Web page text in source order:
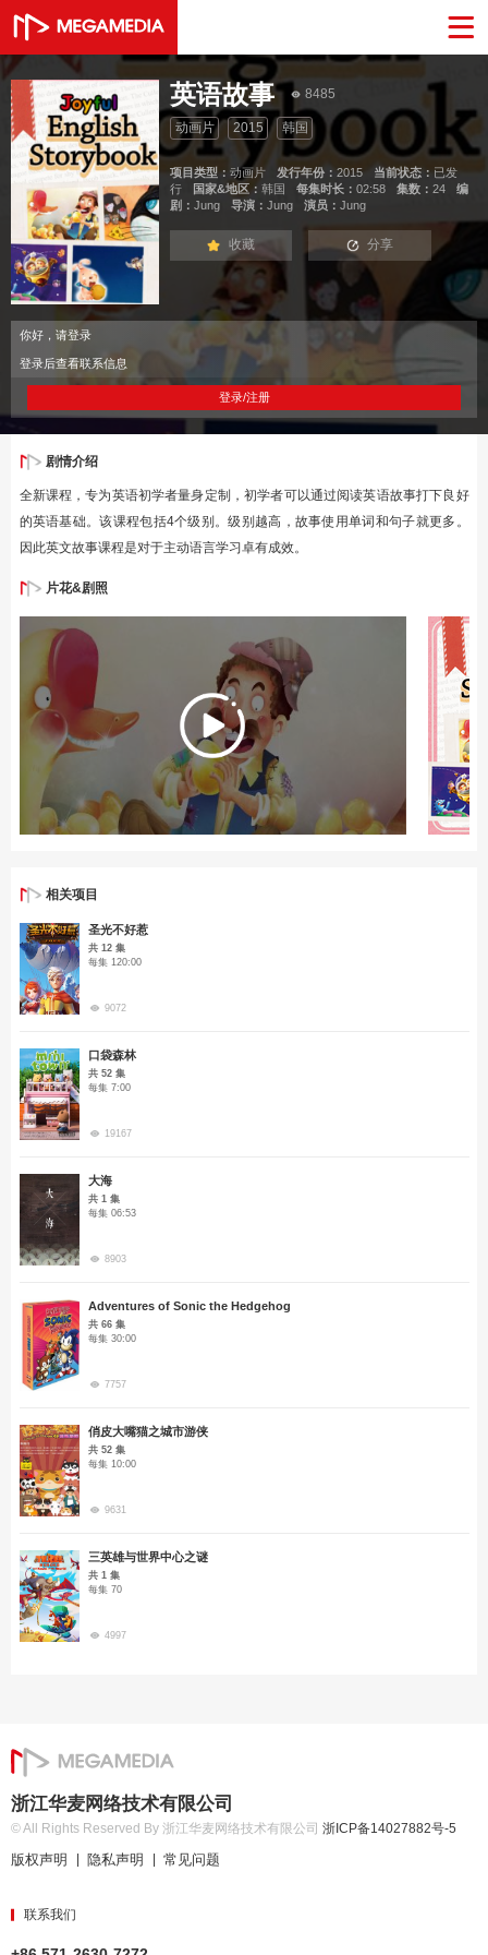
英语故事 8485
动画片 2015 韩国
项目类型： 动画片 发行年份： 2015 当前状态： 已发
行
国家&地区： 韩国 每集时长： 02:58 集数： 24
编
剧： Jung 导演： Jung 演员： Jung
收藏 分享
你好，请登录
登录后查看联系信息
登录/注册
剧情介绍
全新课程，专为英语初学者量身定制，初学者可以通过阅读英语故事打下良好
的英语基础。该课程包括4个级别。级别越高，故事使用单词和句子就更多。
因此英文故事课程是对于主动语言学习卓有成效。
片花&剧照
相关项目
圣光不好惹
共 12 集
每集 120:00
9072
口袋森林
共 52 集
每集 7:00
19167
大海
共 1 集
每集 06:53
8903
Adventures of Sonic the Hedgehog
共 66 集
每集 30:00
7757
俏皮大嘴猫之城市游侠
共 52 集
每集 10:00
9631
三英雄与世界中心之谜
共 1 集
每集 70
4997
浙江华麦网络技术有限公司
© All Rights Reserved By 浙江华麦网络技术有限公司 浙ICP备14027882号-5
版权声明 隐私声明 常见问题
联系我们